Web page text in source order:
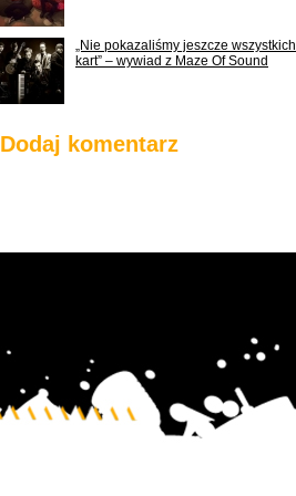
„Nie pokazaliśmy jeszcze wszystkich
kart” – wywiad z Maze Of Sound
Dodaj komentarz